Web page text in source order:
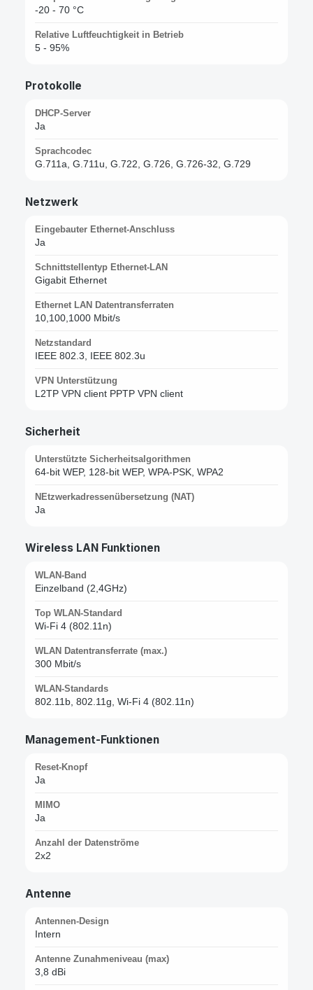
-20 - 70 °C
Relative Luftfeuchtigkeit in Betrieb
5 - 95%
Protokolle
DHCP-Server
Ja
Sprachcodec
G.711a, G.711u, G.722, G.726, G.726-32, G.729
Netzwerk
Eingebauter Ethernet-Anschluss
Ja
Schnittstellentyp Ethernet-LAN
Gigabit Ethernet
Ethernet LAN Datentransferraten
10,100,1000 Mbit/s
Netzstandard
IEEE 802.3, IEEE 802.3u
VPN Unterstützung
L2TP VPN client PPTP VPN client
Sicherheit
Unterstützte Sicherheitsalgorithmen
64-bit WEP, 128-bit WEP, WPA-PSK, WPA2
NEtzwerkadressenübersetzung (NAT)
Ja
Wireless LAN Funktionen
WLAN-Band
Einzelband (2,4GHz)
Top WLAN-Standard
Wi-Fi 4 (802.11n)
WLAN Datentransferrate (max.)
300 Mbit/s
WLAN-Standards
802.11b, 802.11g, Wi-Fi 4 (802.11n)
Management-Funktionen
Reset-Knopf
Ja
MIMO
Ja
Anzahl der Datenströme
2x2
Antenne
Antennen-Design
Intern
Antenne Zunahmeniveau (max)
3,8 dBi